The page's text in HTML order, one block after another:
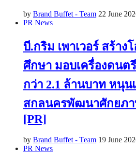
by Brand Buffet - Team 22 June
PR News
บี.กริม เพาเวอร์ สร้าง
ศึกษา มอบเครื่องดนต
กว่า 2.1 ล้านบาท หนุน
สกลนครพัฒนาศักยภ
[PR]
by Brand Buffet - Team 19 June
PR News